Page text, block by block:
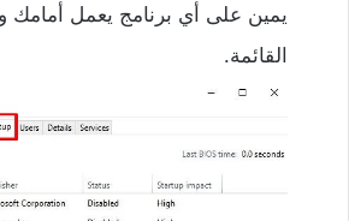
يمين على أي برنامج يعمل أمامك
القائمة.